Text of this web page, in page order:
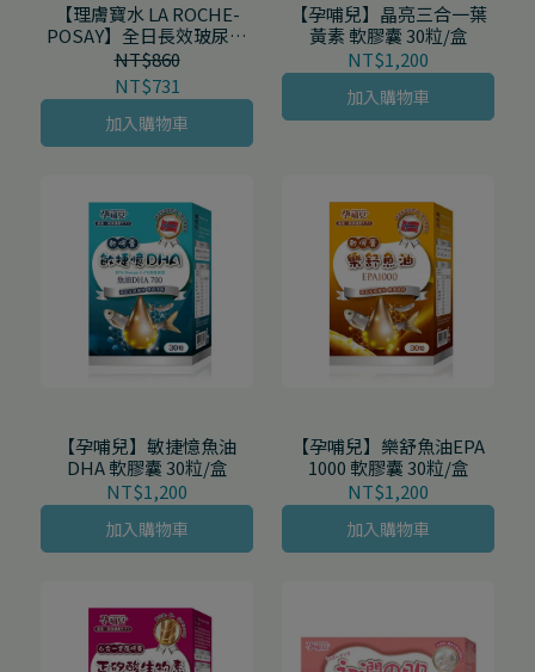
【理膚寶水 LA ROCHE-
POSAY】全日長效玻尿酸
修護保濕乳 清爽型 40mL/
支
NT$731
NT$860
加入購物車
【孕哺兒】晶亮三合一葉
黃素 軟膠囊 30粒/盒
NT$1,200
加入購物車
【孕哺兒】敏捷憶魚油
DHA 軟膠囊 30粒/盒
NT$1,200
加入購物車
【孕哺兒】樂舒魚油EPA
1000 軟膠囊 30粒/盒
NT$1,200
加入購物車